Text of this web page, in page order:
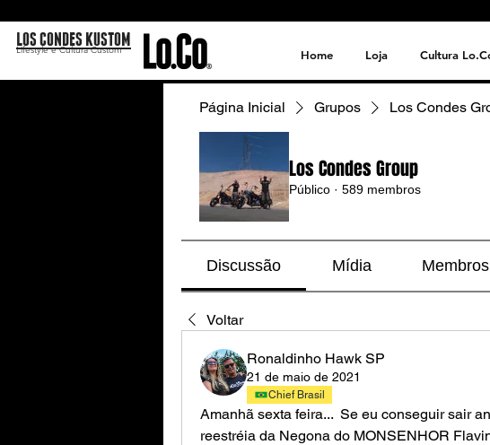
LOS CONDES KUSTOM
Lifestyle e Cultura Custom Home Loja Cultura
Página Inicial Grupos Los Condes
Los Condes Group
Público · 589 membros
Discussão Mídia Membros
Voltar
Ronaldinho Hawk SP
21 de maio de 2021
Chief Brasil
Amanhã sexta feira...  Se eu conseguir sair
reestréia da Negona do MONSENHOR